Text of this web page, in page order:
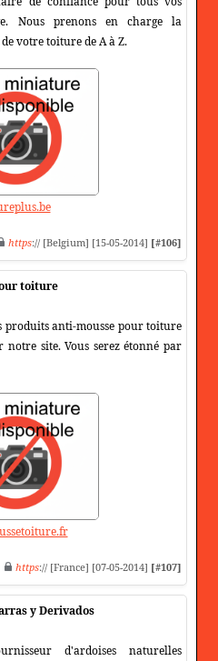
Nous prenons en charge la
votre toiture de A à Z.
https:// [Belgium] [15-05-2014] [#106]
toiture
produits anti-mousse pour toiture
notre site. Vous serez étonné par
https:// [France] [07-05-2014] [#107]
y Derivados
d'ardoises naturelles